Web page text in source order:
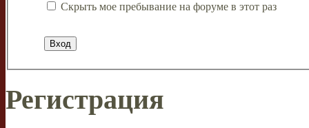
Скрыть мое пребывание на форуме в этот раз
Регистрация